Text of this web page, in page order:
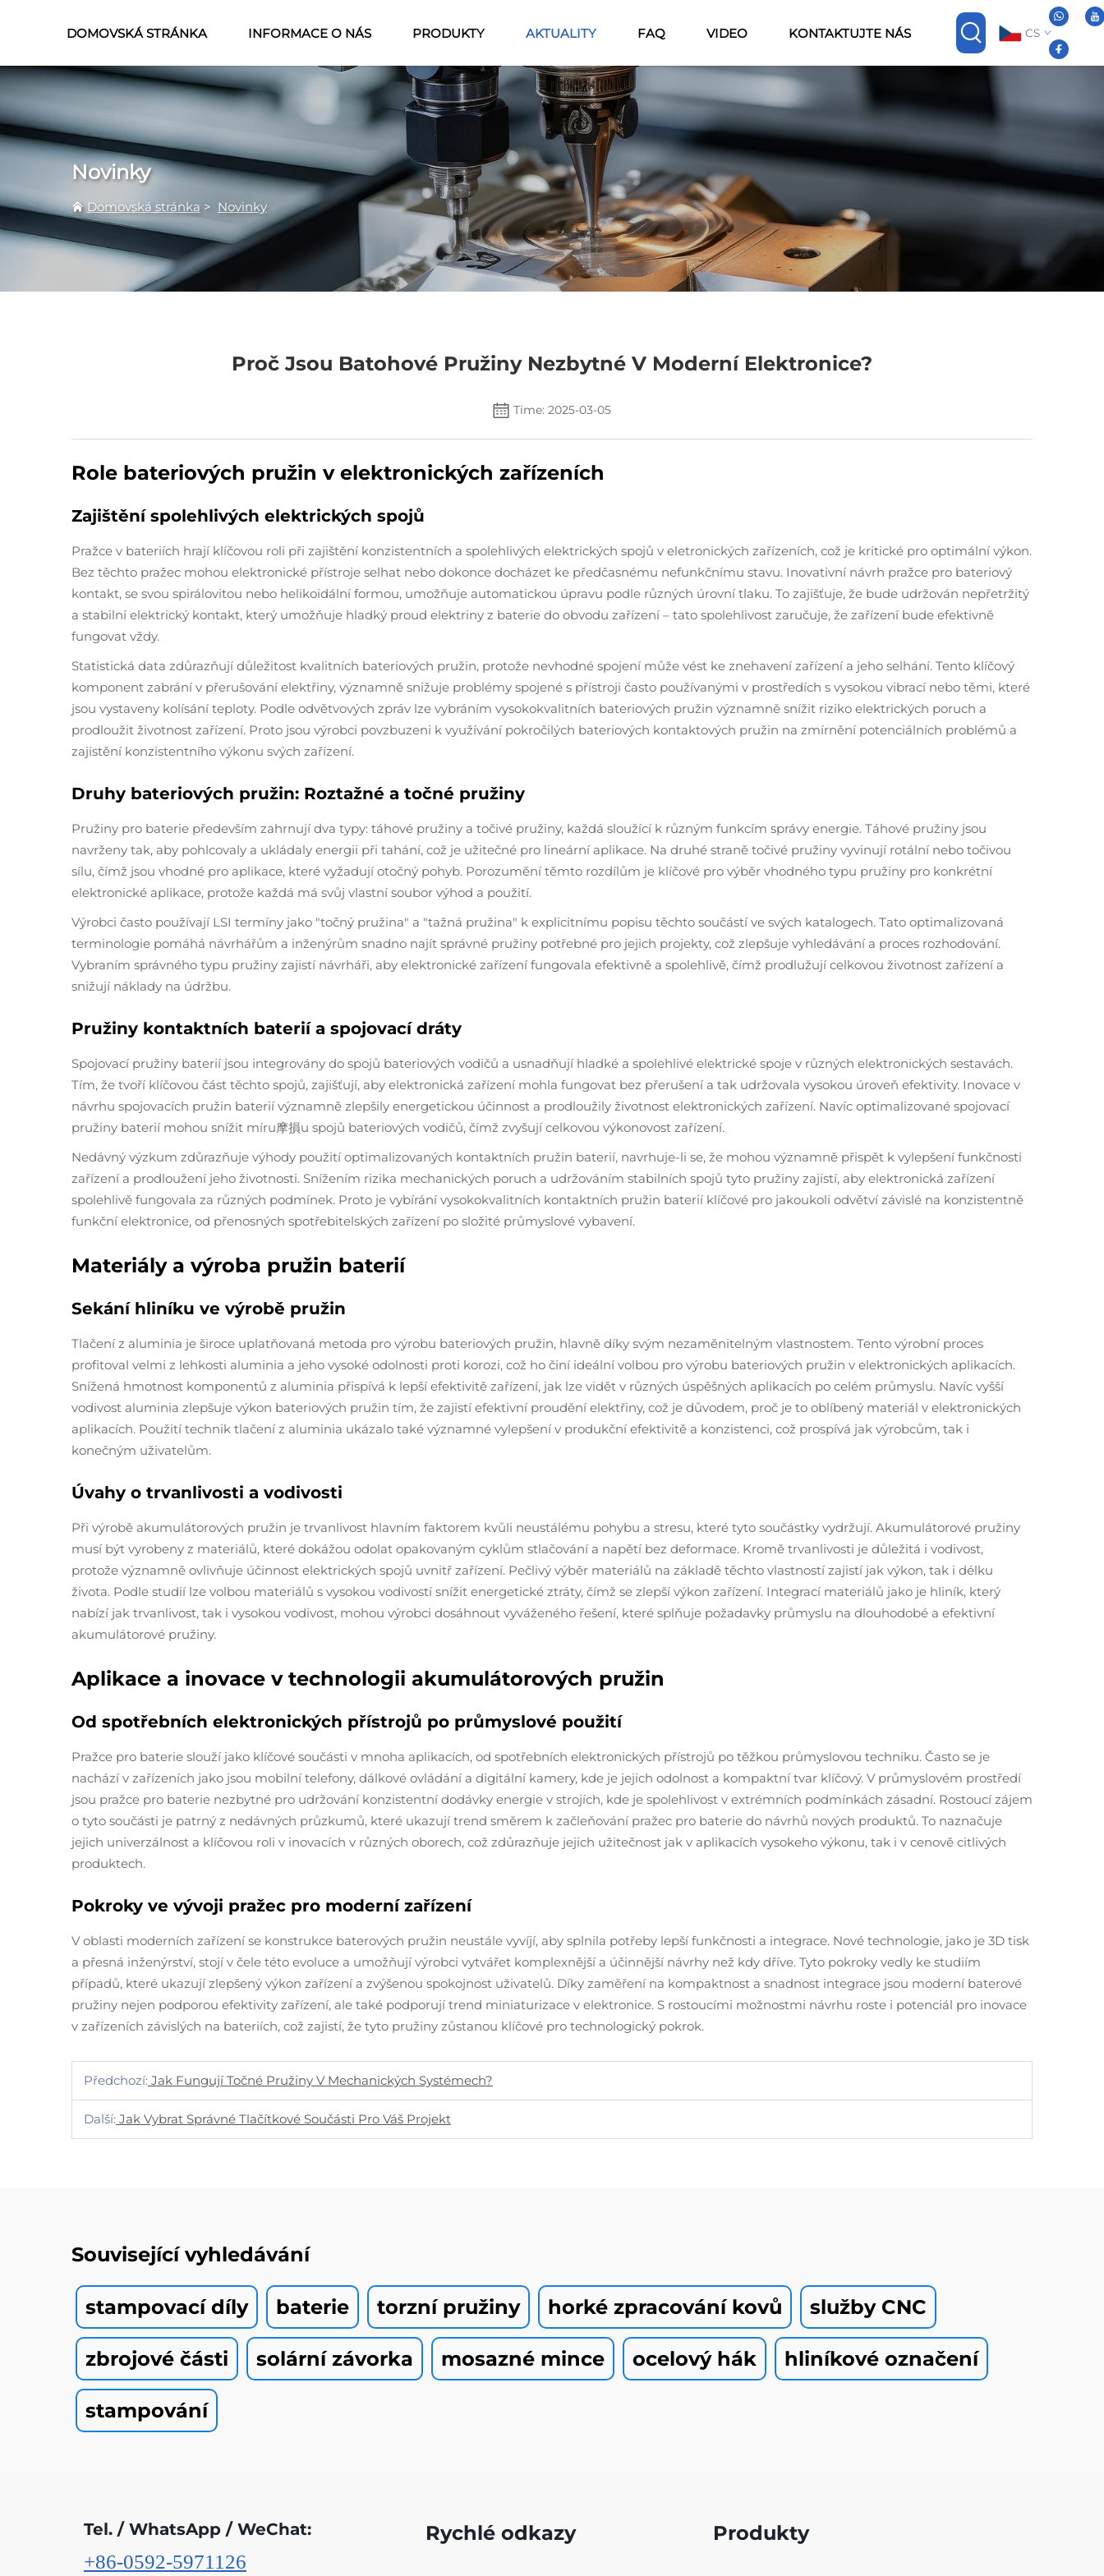
DOMOVSKÁ STRÁNKA INFORMACE O NÁS PRODUKTY AKTUALITY FAQ VIDEO KONTAKTUJTE NÁS CS
Novinky
Domovská stránka > Novinky
Proč Jsou Batohové Pružiny Nezbytné V Moderní Elektronice?
Time: 2025-03-05
Role bateriových pružin v elektronických zařízeních
Zajištění spolehlivých elektrických spojů
Pražce v bateriích hrají klíčovou roli při zajištění konzistentních a spolehlivých elektrických spojů v eletronických zařízeních, což je kritické pro optimální výkon.
Bez těchto pražec mohou elektronické přístroje selhat nebo dokonce docházet ke předčasnému nefunkčnímu stavu. Inovativní návrh pražce pro bateriový
kontakt, se svou spirálovitou nebo helikoidální formou, umožňuje automatickou úpravu podle různých úrovní tlaku. To zajišťuje, že bude udržován nepřetržitý
a stabilní elektrický kontakt, který umožňuje hladký proud elektriny z baterie do obvodu zařízení – tato spolehlivost zaručuje, že zařízení bude efektivně
fungovat vždy.
Statistická data zdůrazňují důležitost kvalitních bateriových pružin, protože nevhodné spojení může vést ke znehavení zařízení a jeho selhání. Tento klíčový
komponent zabrání v přerušování elektřiny, významně snižuje problémy spojené s přístroji často používanými v prostředích s vysokou vibrací nebo těmi, které
jsou vystaveny kolísání teploty. Podle odvětvových zpráv lze vybráním vysokokvalitních bateriových pružin významně snížit riziko elektrických poruch a
prodloužit životnost zařízení. Proto jsou výrobci povzbuzeni k využívání pokročilých bateriových kontaktových pružin na zmírnění potenciálních problémů a
zajistění konzistentního výkonu svých zařízení.
Druhy bateriových pružin: Roztažné a točné pružiny
Pružiny pro baterie především zahrnují dva typy: táhové pružiny a točivé pružiny, každá sloužící k různým funkcím správy energie. Táhové pružiny jsou
navrženy tak, aby pohlcovaly a ukládaly energii při tahání, což je užitečné pro lineární aplikace. Na druhé straně točivé pružiny vyvinují rotální nebo točivou
sílu, čímž jsou vhodné pro aplikace, které vyžadují otočný pohyb. Porozumění těmto rozdílům je klíčové pro výběr vhodného typu pružiny pro konkrétní
elektronické aplikace, protože každá má svůj vlastní soubor výhod a použití.
Výrobci často používají LSI termíny jako "točný pružina" a "tažná pružina" k explicitnímu popisu těchto součástí ve svých katalogech. Tato optimalizovaná
terminologie pomáhá návrhářům a inženýrům snadno najít správné pružiny potřebné pro jejich projekty, což zlepšuje vyhledávání a proces rozhodování.
Vybraním správného typu pružiny zajistí návrháři, aby elektronické zařízení fungovala efektivně a spolehlivě, čímž prodlužují celkovou životnost zařízení a
snižují náklady na údržbu.
Pružiny kontaktních baterií a spojovací dráty
Spojovací pružiny baterií jsou integrovány do spojů bateriových vodičů a usnadňují hladké a spolehlivé elektrické spoje v různých elektronických sestavách.
Tím, že tvoří klíčovou část těchto spojů, zajišťují, aby elektronická zařízení mohla fungovat bez přerušení a tak udržovala vysokou úroveň efektivity. Inovace v
návrhu spojovacích pružin baterií významně zlepšily energetickou účinnost a prodloužily životnost elektronických zařízení. Navíc optimalizované spojovací
pružiny baterií mohou snížit míru摩損u spojů bateriových vodičů, čímž zvyšují celkovou výkonovost zařízení.
Nedávný výzkum zdůrazňuje výhody použití optimalizovaných kontaktních pružin baterií, navrhuje-li se, že mohou významně přispět k vylepšení funkčnosti
zařízení a prodloužení jeho životnosti. Snížením rizika mechanických poruch a udržováním stabilních spojů tyto pružiny zajistí, aby elektronická zařízení
spolehlivě fungovala za různých podmínek. Proto je vybírání vysokokvalitních kontaktních pružin baterií klíčové pro jakoukoli odvětví závislé na konzistentně
funkční elektronice, od přenosných spotřebitelských zařízení po složité průmyslové vybavení.
Materiály a výroba pružin baterií
Sekání hliníku ve výrobě pružin
Tlačení z aluminia je široce uplatňovaná metoda pro výrobu bateriových pružin, hlavně díky svým nezaměnitelným vlastnostem. Tento výrobní proces
profitoval velmi z lehkosti aluminia a jeho vysoké odolnosti proti korozi, což ho činí ideální volbou pro výrobu bateriových pružin v elektronických aplikacích.
Snížená hmotnost komponentů z aluminia přispívá k lepší efektivitě zařízení, jak lze vidět v různých úspěšných aplikacích po celém průmyslu. Navíc vyšší
vodivost aluminia zlepšuje výkon bateriových pružin tím, že zajistí efektivní proudění elektřiny, což je důvodem, proč je to oblíbený materiál v elektronických
aplikacích. Použití technik tlačení z aluminia ukázalo také významné vylepšení v produkční efektivitě a konzistenci, což prospívá jak výrobcům, tak i
konečným uživatelům.
Úvahy o trvanlivosti a vodivosti
Při výrobě akumulátorových pružin je trvanlivost hlavním faktorem kvůli neustálému pohybu a stresu, které tyto součástky vydržují. Akumulátorové pružiny
musí být vyrobeny z materiálů, které dokážou odolat opakovaným cyklům stlačování a napětí bez deformace. Kromě trvanlivosti je důležitá i vodivost,
protože významně ovlivňuje účinnost elektrických spojů uvnitř zařízení. Pečlivý výběr materiálů na základě těchto vlastností zajistí jak výkon, tak i délku
života. Podle studií lze volbou materiálů s vysokou vodivostí snížit energetické ztráty, čímž se zlepší výkon zařízení. Integrací materiálů jako je hliník, který
nabízí jak trvanlivost, tak i vysokou vodivost, mohou výrobci dosáhnout vyváženého řešení, které splňuje požadavky průmyslu na dlouhodobé a efektivní
akumulátorové pružiny.
Aplikace a inovace v technologii akumulátorových pružin
Od spotřebních elektronických přístrojů po průmyslové použití
Pražce pro baterie slouží jako klíčové součásti v mnoha aplikacích, od spotřebních elektronických přístrojů po těžkou průmyslovou techniku. Často se je
nachází v zařízeních jako jsou mobilní telefony, dálkové ovládání a digitální kamery, kde je jejich odolnost a kompaktní tvar klíčový. V průmyslovém prostředí
jsou pražce pro baterie nezbytné pro udržování konzistentní dodávky energie v strojích, kde je spolehlivost v extrémních podmínkách zásadní. Rostoucí zájem
o tyto součásti je patrný z nedávných průzkumů, které ukazují trend směrem k začleňování pražec pro baterie do návrhů nových produktů. To naznačuje
jejich univerzálnost a klíčovou roli v inovacích v různých oborech, což zdůrazňuje jejich užitečnost jak v aplikacích vysokeho výkonu, tak i v cenově citlivých
produktech.
Pokroky ve vývoji pražec pro moderní zařízení
V oblasti moderních zařízení se konstrukce baterových pružin neustále vyvíjí, aby splnila potřeby lepší funkčnosti a integrace. Nové technologie, jako je 3D tisk
a přesná inženýrství, stojí v čele této evoluce a umožňují výrobci vytvářet komplexnější a účinnější návrhy než kdy dříve. Tyto pokroky vedly ke studiím
případů, které ukazují zlepšený výkon zařízení a zvýšenou spokojnost uživatelů. Díky zaměření na kompaktnost a snadnost integrace jsou moderní baterové
pružiny nejen podporou efektivity zařízení, ale také podporují trend miniaturizace v elektronice. S rostoucími možnostmi návrhu roste i potenciál pro inovace
v zařízeních závislých na bateriích, což zajistí, že tyto pružiny zůstanou klíčové pro technologický pokrok.
Předchozí: Jak Fungují Točné Pružiny V Mechanických Systémech?
Další: Jak Vybrat Správné Tlačítkové Součásti Pro Váš Projekt
Související vyhledávání
stampovací díly baterie torzní pružiny horké zpracování kovů služby CNC
zbrojové části solární závorka mosazné mince ocelový hák hliníkové označení
stampování
Tel. / WhatsApp / WeChat:
+86-0592-5971126
Rychlé odkazy Produkty